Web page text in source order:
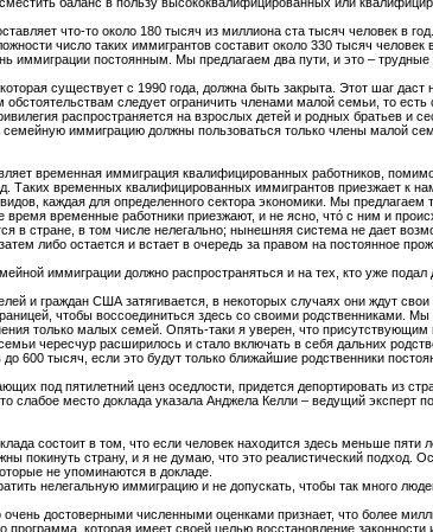
что-то около 180 тысяч из миллиона ста тысяч человек в
число таких иммигрантов составит около 330 тысяч
иммиграции постоянным. Мы предлагаем два пути, и это – трудные
существует с 1990 года, должна быть закрыта. Этот шаг даст
следует ограничить членами малой семьи, то
распространяется на взрослых детей и родных братьев и
иммиграцию должны пользоваться только члены малой
временная иммиграция квалифицированных работников,
Таких временных квалифицированных иммигрантов приезжает к
каждая для определенного сектора экономики. Мы
временные работники приезжают, и не ясно, чтό с ним и
в стране, в том числе нелегально; нынешняя система не дает
либо остается и встает в очередь за правом на постоянное
иммиграции должно распространяться и на тех, кто уже
и граждан США затягивается, в некоторых случаях они ждут
чтобы воссоединиться здесь со своими родственниками.
только малых семей. Опять-таки я уверен, что присутствующим
чересчур расширилось и стало включать в себя дальних
600 тысяч, если это будут только ближайшие родственники
под пятилетний ценз оседлости, придется депортировать из
слабое место доклада указала Анджела Келли – ведущий эксперт
состоит в том, что если человек находится здесь меньше пяти
покинуть страну, и я не думаю, что это реалистический подход.
не упоминаются в докладе.
нелегальную иммиграцию и не допускать, чтобы так много
достоверными численными оценками признает, что более
которая имеет своей целью восстановление законности